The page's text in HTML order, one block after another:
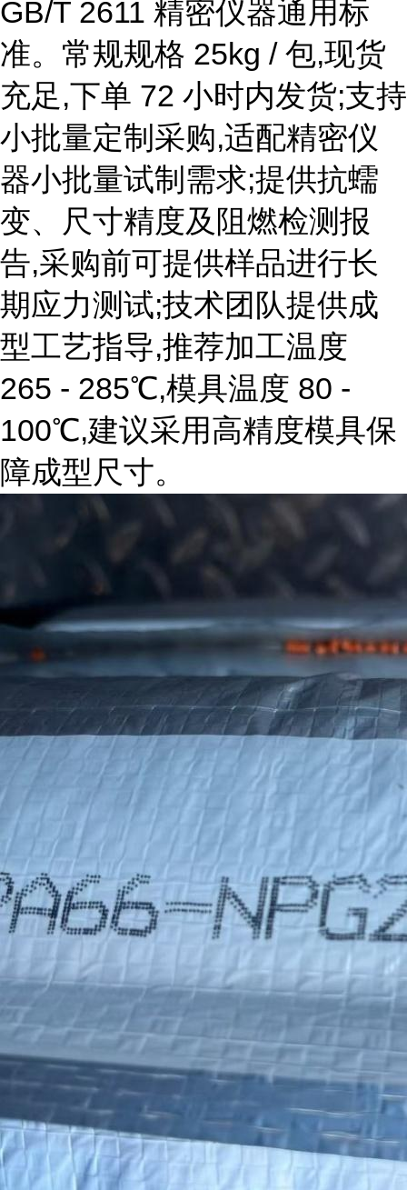
GB/T 2611 精密仪器通用标
准。常规规格 25kg / 包,现货
充足,下单 72 小时内发货;支持
小批量定制采购,适配精密仪
器小批量试制需求;提供抗蠕
变、尺寸精度及阻燃检测报
告,采购前可提供样品进行长
期应力测试;技术团队提供成
型工艺指导,推荐加工温度
265 - 285℃,模具温度 80 -
100℃,建议采用高精度模具保
障成型尺寸。